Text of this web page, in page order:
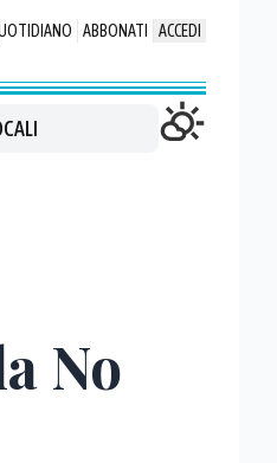
ABBONATI ACCEDI
No